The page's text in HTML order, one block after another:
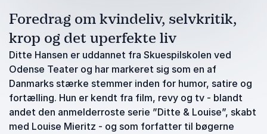
Foredrag om kvindeliv, selvkritik,
krop og det uperfekte liv
Ditte Hansen er uddannet fra Skuespilskolen ved
Odense Teater og har markeret sig som en af
Danmarks stærke stemmer inden for humor, satire og
fortælling. Hun er kendt fra film, revy og tv - blandt
andet den anmelderroste serie ”Ditte & Louise”, skabt
med Louise Mieritz - og som forfatter til bøgerne